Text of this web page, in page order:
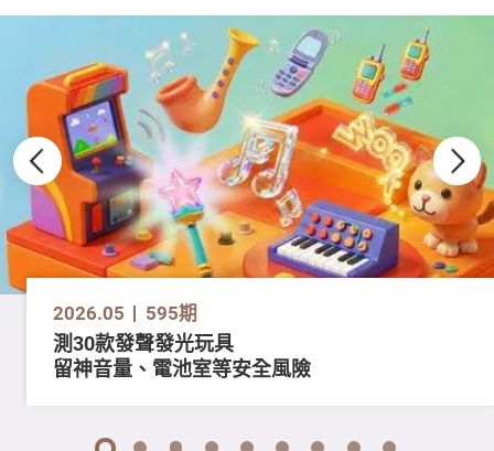
2026.05 595期
測30款發聲發光玩具
留神音量、電池室等安全風險